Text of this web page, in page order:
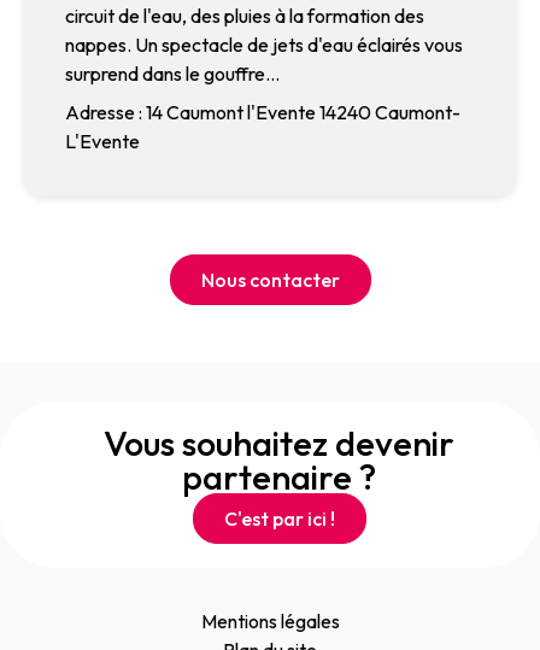
circuit de l'eau, des pluies à la formation des
nappes. Un spectacle de jets d'eau éclairés vous
surprend dans le gouffre...
Adresse : 14 Caumont l'Evente 14240 Caumont-
L'Evente
Nous contacter
Vous souhaitez devenir
partenaire ?
C'est par ici !
Mentions légales